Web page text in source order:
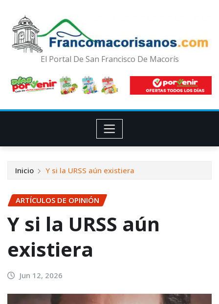
El Portal De San Francisco De Macorís
Inicio Y si la URSS aún existiera
ARTÍCULOS DE OPINIÓN
Y si la URSS aún
existiera
Jun 12, 2026